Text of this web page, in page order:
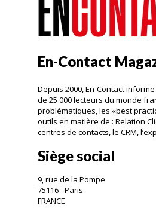
En-Contact
Depuis 2000, En-Contact
de 25 000 lecteurs du monde
problématiques, les «best
outils en matière de : Relation
centres de contacts, le CRM,
Siège social
9, rue de la Pompe
75116 - Paris
FRANCE